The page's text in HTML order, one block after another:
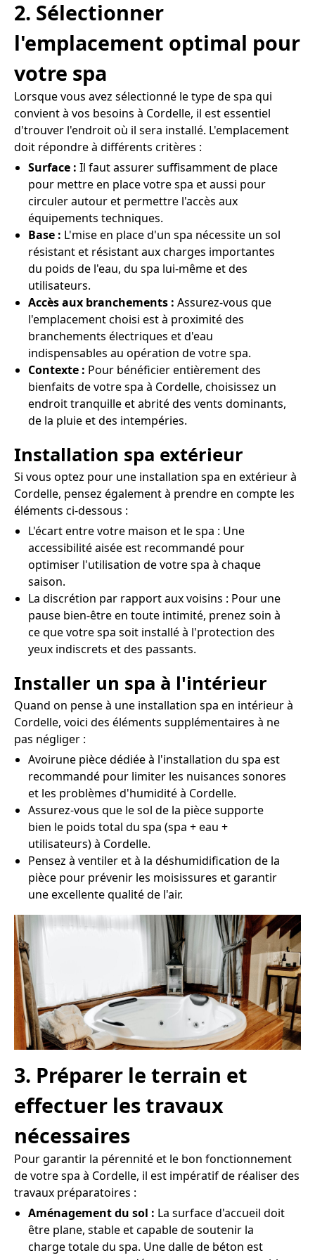
2. Sélectionner
l'emplacement optimal pour
votre spa
Lorsque vous avez sélectionné le type de spa qui
convient à vos besoins à Cordelle, il est essentiel
d'trouver l'endroit où il sera installé. L'emplacement
doit répondre à différents critères :
Surface : Il faut assurer suffisamment de place
pour mettre en place votre spa et aussi pour
circuler autour et permettre l'accès aux
équipements techniques.
Base : L'mise en place d'un spa nécessite un sol
résistant et résistant aux charges importantes
du poids de l'eau, du spa lui-même et des
utilisateurs.
Accès aux branchements : Assurez-vous que
l'emplacement choisi est à proximité des
branchements électriques et d'eau
indispensables au opération de votre spa.
Contexte : Pour bénéficier entièrement des
bienfaits de votre spa à Cordelle, choisissez un
endroit tranquille et abrité des vents dominants,
de la pluie et des intempéries.
Installation spa extérieur
Si vous optez pour une installation spa en extérieur à
Cordelle, pensez également à prendre en compte les
éléments ci-dessous :
L'écart entre votre maison et le spa : Une
accessibilité aisée est recommandé pour
optimiser l'utilisation de votre spa à chaque
saison.
La discrétion par rapport aux voisins : Pour une
pause bien-être en toute intimité, prenez soin à
ce que votre spa soit installé à l'protection des
yeux indiscrets et des passants.
Installer un spa à l'intérieur
Quand on pense à une installation spa en intérieur à
Cordelle, voici des éléments supplémentaires à ne
pas négliger :
Avoirune pièce dédiée à l'installation du spa est
recommandé pour limiter les nuisances sonores
et les problèmes d'humidité à Cordelle.
Assurez-vous que le sol de la pièce supporte
bien le poids total du spa (spa + eau +
utilisateurs) à Cordelle.
Pensez à ventiler et à la déshumidification de la
pièce pour prévenir les moisissures et garantir
une excellente qualité de l'air.
3. Préparer le terrain et
effectuer les travaux
nécessaires
Pour garantir la pérennité et le bon fonctionnement
de votre spa à Cordelle, il est impératif de réaliser des
travaux préparatoires :
Aménagement du sol : La surface d'accueil doit
être plane, stable et capable de soutenir la
charge totale du spa. Une dalle de béton est